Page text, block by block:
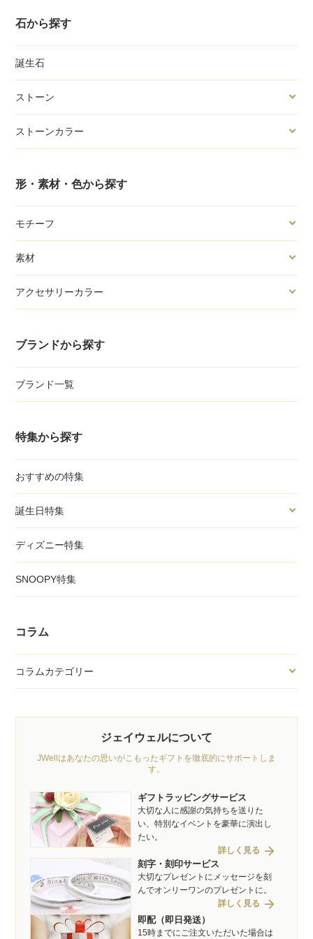
石から探す
誕生石
ストーン
ストーンカラー
形・素材・色から探す
モチーフ
素材
アクセサリーカラー
ブランドから探す
ブランド一覧
特集から探す
おすすめの特集
誕生日特集
ディズニー特集
SNOOPY特集
コラム
コラムカテゴリー
ジェイウェルについて
JWellはあなたの思いがこもったギフトを徹底的にサポートしま
す。
ギフトラッピングサービス
大切な人に感謝の気持ちを送りた
い、特別なイベントを豪華に演出し
たい。
詳しく見る arrow_forward
刻字・刻印サービス
大切なプレゼントにメッセージを刻
んでオンリーワンのプレゼントに。
詳しく見る arrow_forward
即配（即日発送）
15時までにご注文いただいた場合は